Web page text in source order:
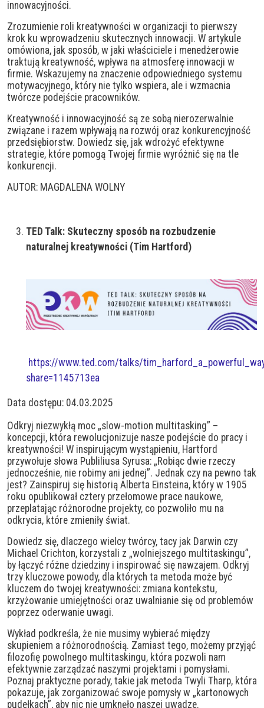
innowacyjności.
Zrozumienie roli kreatywności w organizacji to pierwszy
krok ku wprowadzeniu skutecznych innowacji. W artykule
omówiona, jak sposób, w jaki właściciele i menedżerowie
traktują kreatywność, wpływa na atmosferę innowacji w
firmie. Wskazujemy na znaczenie odpowiedniego systemu
motywacyjnego, który nie tylko wspiera, ale i wzmacnia
twórcze podejście pracowników.
Kreatywność i innowacyjność są ze sobą nierozerwalnie
związane i razem wpływają na rozwój oraz konkurencyjność
przedsiębiorstw. Dowiedz się, jak wdrożyć efektywne
strategie, które pomogą Twojej firmie wyróżnić się na tle
konkurencji.
AUTOR: MAGDALENA WOLNY
TED Talk: Skuteczny sposób na rozbudzenie
naturalnej kreatywności (Tim Hartford)
https://www.ted.com/talks/
share=1145713ea
Data dostępu: 04.03.2025
Odkryj niezwykłą moc „slow-motion multitasking” –
koncepcji, która rewolucjonizuje nasze podejście do pracy i
kreatywności! W inspirującym wystąpieniu, Hartford
przywołuje słowa Publiliusa Syrusa: „Robiąc dwie rzeczy
jednocześnie, nie robimy ani jednej”. Jednak czy na pewno tak
jest? Zainspiruj się historią Alberta Einsteina, który w 1905
roku opublikował cztery przełomowe prace naukowe,
przeplatając różnorodne projekty, co pozwoliło mu na
odkrycia, które zmieniły świat.
Dowiedz się, dlaczego wielcy twórcy, tacy jak Darwin czy
Michael Crichton, korzystali z „wolniejszego multitaskingu”,
by łączyć różne dziedziny i inspirować się nawzajem. Odkryj
trzy kluczowe powody, dla których ta metoda może być
kluczem do twojej kreatywności: zmiana kontekstu,
krzyżowanie umiejętności oraz uwalnianie się od problemów
poprzez oderwanie uwagi.
Wykład podkreśla, że nie musimy wybierać między
skupieniem a różnorodnością. Zamiast tego, możemy przyjąć
filozofię powolnego multitaskingu, która pozwoli nam
efektywnie zarządzać naszymi projektami i pomysłami.
Poznaj praktyczne porady, takie jak metoda Twyli Tharp, która
pokazuje, jak zorganizować swoje pomysły w „kartonowych
pudełkach”, aby nic nie umknęło naszej uwadze.